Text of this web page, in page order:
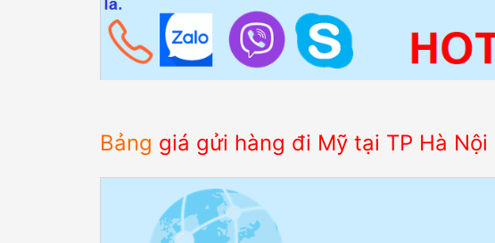
Bảng giá gửi hàng đi Mỹ tại TP Hà Nội